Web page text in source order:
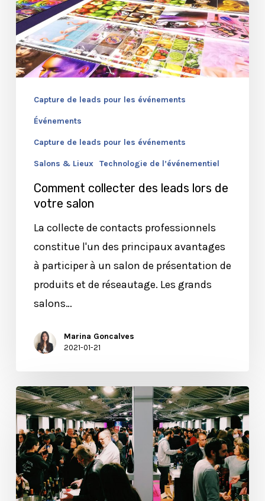
Capture de leads pour les événements
Événements
Capture de leads pour les événements
Salons & Lieux Technologie de l’événementiel
Comment collecter des leads lors de
votre salon
La collecte de contacts professionnels
constitue l'un des principaux avantages
à participer à un salon de présentation de
produits et de réseautage. Les grands
salons…
Marina Goncalves
2021-01-21
Dão
Capital
teste
le
verre
à